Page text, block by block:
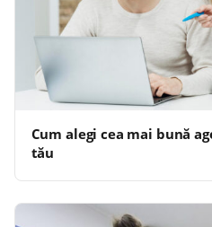
Cum alegi cea mai bună
tău